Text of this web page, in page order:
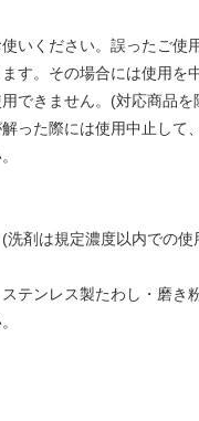
いください。誤ったご使
す。その場合には使用を
できません。(対応商品を
った際には使用中止して
洗剤は規定濃度以内での使
テンレス製たわし・磨き